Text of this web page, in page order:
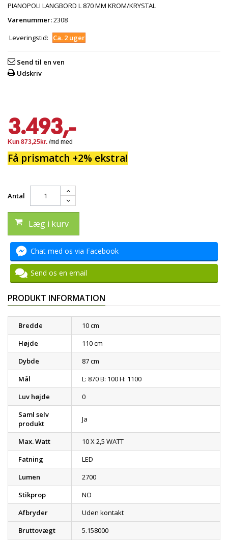
PIANOPOLI LANGBORD L 870 MM KROM/KRYSTAL
Varenummer:2308
Leveringstid:
Ca. 2 uger
Send til en ven
Udskriv
3.493,-
Få prismatch +2% ekstra!
Antal
Læg i kurv
Chat med os via Facebook
Send os en email
PRODUKT INFORMATION
Bredde
10 cm
Højde
110 cm
Dybde
87 cm
Mål
L: 870 B: 100 H: 1100
Luv højde
0
Saml selv
produkt
Ja
Max. Watt
10 X 2,5 WATT
Fatning
LED
Lumen
2700
Stikprop
NO
Afbryder
Uden kontakt
Bruttovægt
5.158000